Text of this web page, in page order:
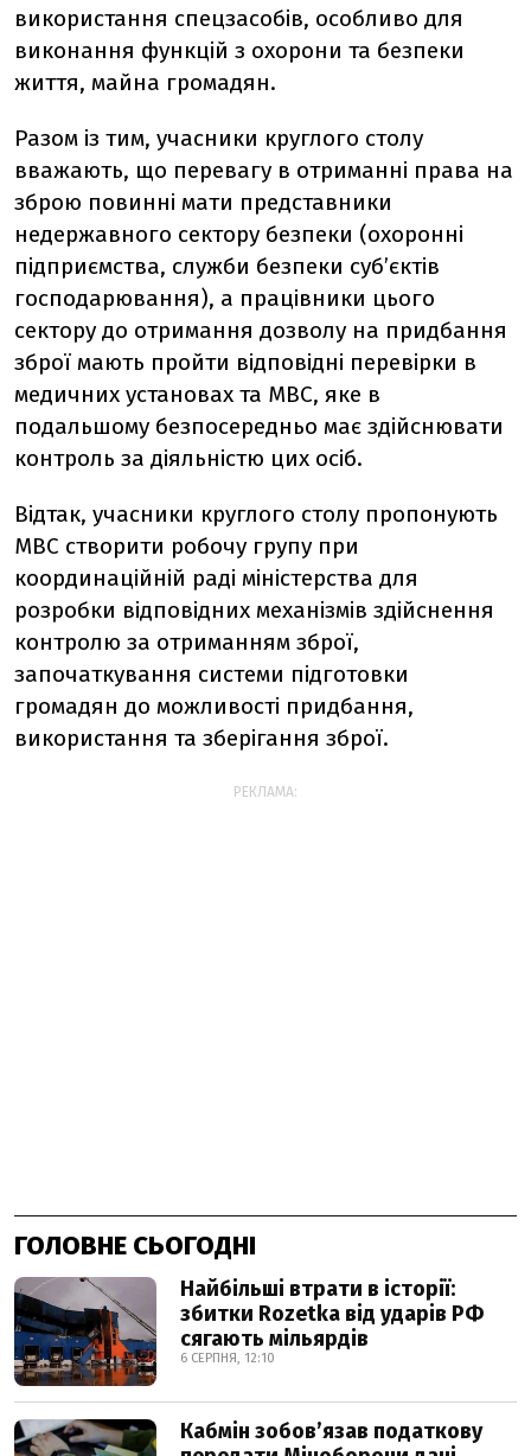
використання спецзасобів, особливо для
виконання функцій з охорони та безпеки
життя, майна громадян.
Разом із тим, учасники круглого столу
вважають, що перевагу в отриманні права на
зброю повинні мати представники
недержавного сектору безпеки (охоронні
підприємства, служби безпеки суб’єктів
господарювання), а працівники цього
сектору до отримання дозволу на придбання
зброї мають пройти відповідні перевірки в
медичних установах та МВС, яке в
подальшому безпосередньо має здійснювати
контроль за діяльністю цих осіб.
Відтак, учасники круглого столу пропонують
МВС створити робочу групу при
координаційній раді міністерства для
розробки відповідних механізмів здійснення
контролю за отриманням зброї,
започаткування системи підготовки
громадян до можливості придбання,
використання та зберігання зброї.
РЕКЛАМА:
ГОЛОВНЕ СЬОГОДНІ
Найбільші втрати в історії:
збитки Rozetka від ударів РФ
сягають мільярдів
6 СЕРПНЯ, 12:10
Кабмін зобовʼязав податкову